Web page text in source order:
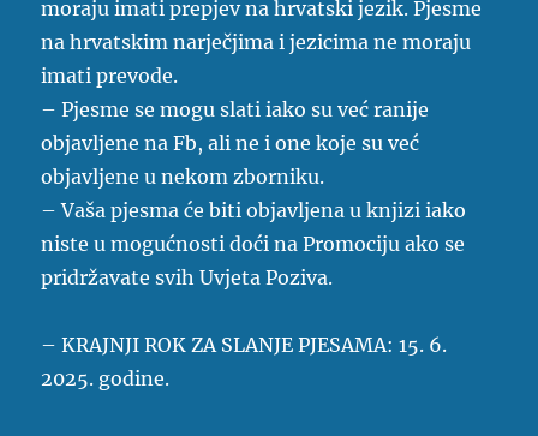
moraju imati prepjev na hrvatski jezik. Pjesme
na hrvatskim narječjima i jezicima ne moraju
imati prevode.
– Pjesme se mogu slati iako su već ranije
objavljene na Fb, ali ne i one koje su već
objavljene u nekom zborniku.
– Vaša pjesma će biti objavljena u knjizi iako
niste u mogućnosti doći na Promociju ako se
pridržavate svih Uvjeta Poziva.
– KRAJNJI ROK ZA SLANJE PJESAMA: 15. 6.
2025. godine.